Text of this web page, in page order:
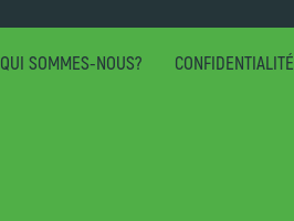
QUI SOMMES-NOUS? CONFIDENTIALITÉ